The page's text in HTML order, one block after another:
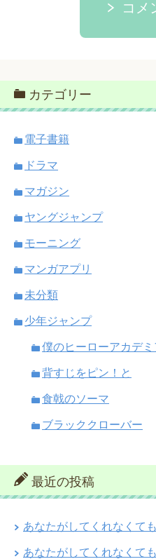
コメ
カテゴリー
電子書籍
ドラマ
マガジン
ヤングジャンプ
モーニング
マンガアプリ
未分類
少年ジャンプ
僕のヒーローアカデミ
背すじをピン！と
食戟のソーマ
ブラッククローバー
最近の投稿
あなたがしてくれなくて
あなたがしてくれなくて